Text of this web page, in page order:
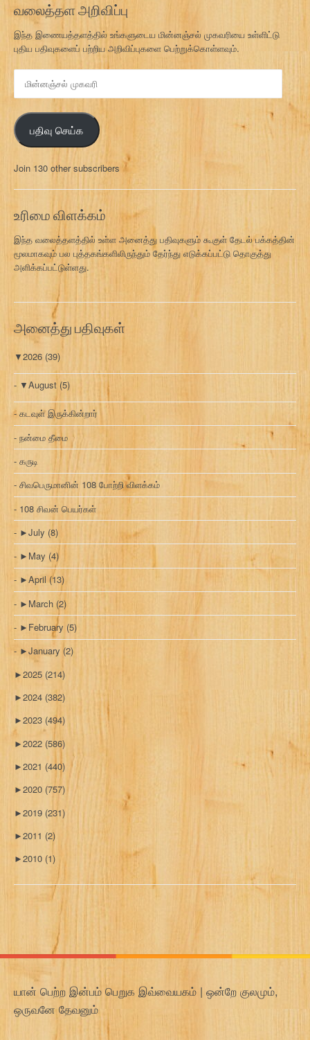
வலைத்தள அறிவிப்பு
இந்த இணையத்தளத்தில் உங்களுடைய மின்னஞ்சல் முகவரியை உள்ளிட்டு
புதிய பதிவுகளைப் பற்றிய அறிவிப்புகளை பெற்றுக்கொள்ளவும்.
ன்
ன
ஞ்
ச
ல்
க
வ
பதிவு செய்க
Join 130 other subscribers
உரிமை விளக்கம்
இந்த வலைத்தளத்தில் உள்ள அனைத்து பதிவுகளும் கூகுள் தேடல் பக்கத்தின்
மூலமாகவும் பல புத்தகங்களிலிருந்தும் தேர்ந்து எடுக்கப்பட்டு தொகுத்து
அளிக்கப்பட்டுள்ளது.
அனைத்து பதிவுகள்
▼2026 (39)
▼August (5)
கடவுள் இருக்கின்றார்
நன்மை தீமை
கருடி
சிவபெருமானின் 108 போற்றி விளக்கம்
108 சிவன் பெயர்கள்
►July (8)
► May (4)
►April (13)
► March (2)
► February (5)
►January (2)
►2025 (214)
►2024 (382)
►2023 (494)
►2022 (586)
►2021 (440)
►2020 (757)
►2019 (231)
►2011 (2)
►2010 (1)
யான் பெற்ற இன்பம் பெறுக இவ்வையகம் | ஒன்றே குலமும்,
ஒருவனே தேவனும்